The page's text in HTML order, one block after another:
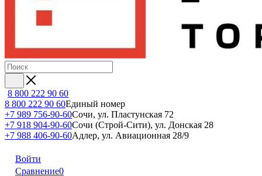
8 800 222 90 60
8 800 222 90 60Единый номер
+7 989 756-90-60Сочи, ул. Пластунская 72
+7 918 904-90-60Сочи (Строй-Сити), ул. Донская 28
+7 988 406-90-60Адлер, ул. Авиационная 28/9
Войти
Сравнение0